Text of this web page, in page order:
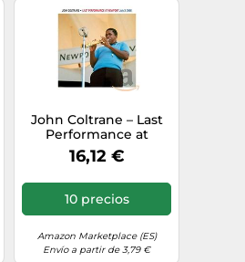
John Coltrane – Last
Performance at
Newport – Domino
Records
16,12 €
10 precios
Amazon Marketplace (ES)
Envío a partir de 3,79 €